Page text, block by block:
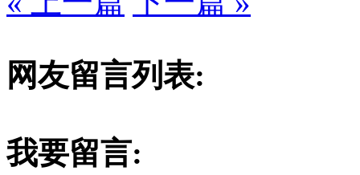
网友留言列表:
我要留言: